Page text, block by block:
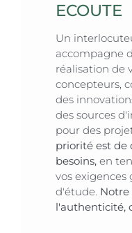
ECOUTE
Un
accompagne
réalisation de
concepteurs,
des
des sources
pour des
priorité est de
besoins, en
vos exigences
d'étude. Notre
l'authenticité,